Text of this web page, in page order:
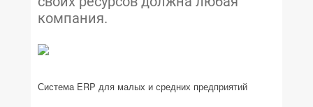
компания.
Система ERP для малых и средних предприятий